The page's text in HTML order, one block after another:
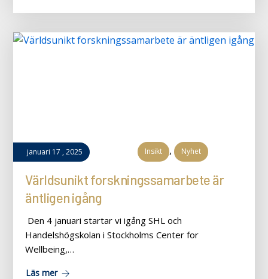
januari 17 ,2025 Insikt , Nyhet
Världsunikt forskningssamarbete är
äntligen igång
Den 4 januari startar vi igång SHL och
Handelshögskolan i Stockholms Center for
Wellbeing,…
Läs mer